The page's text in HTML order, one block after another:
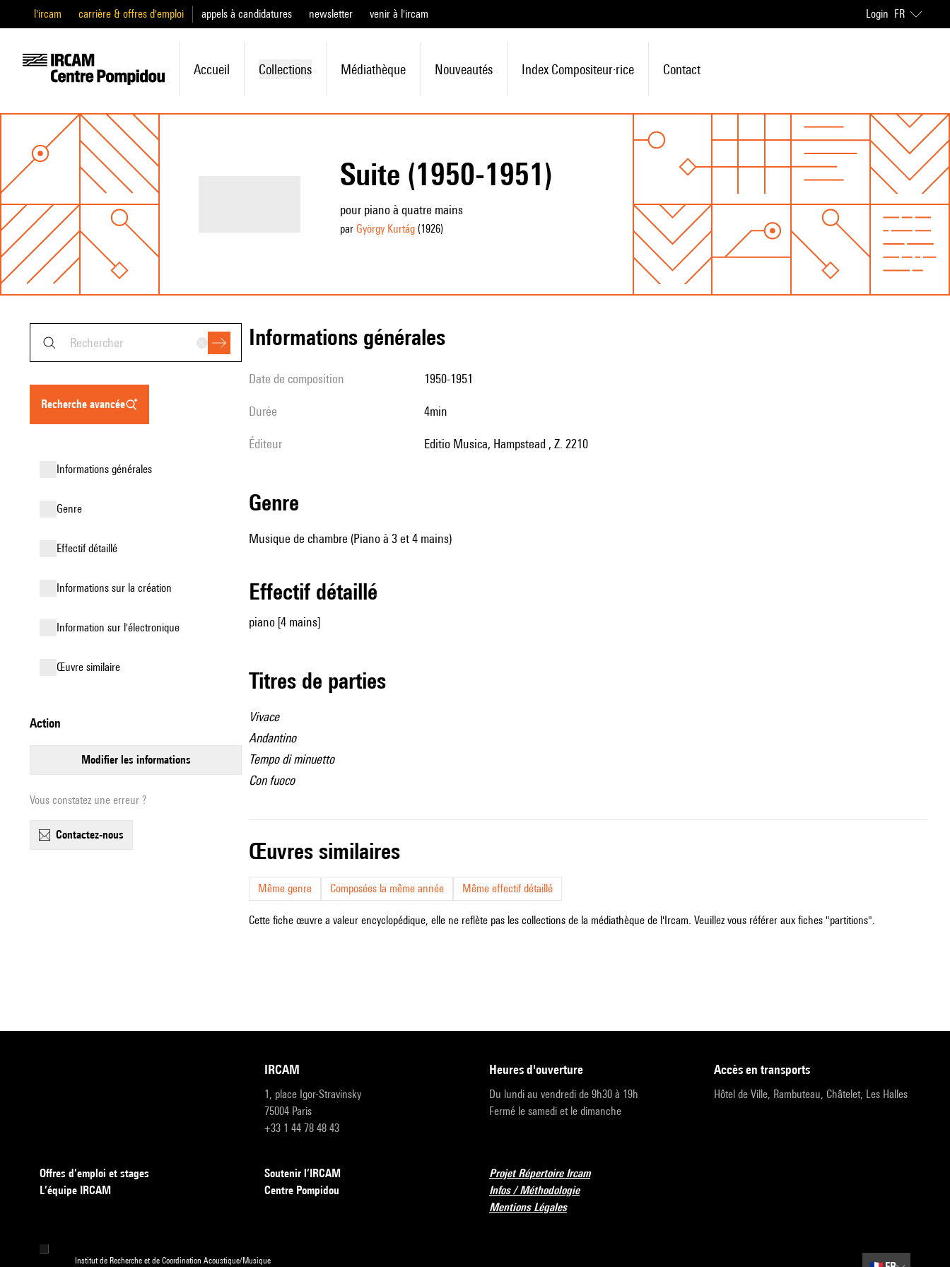
l'ircam carrière & offres d'emploi appels à candidatures newsletter venir à l'ircam Login FR
Accueil Collections Médiathèque Nouveautés Index Compositeur·rice Contact
Suite (1950-1951)
pour piano à quatre mains
par György Kurtág(1926)
recherche avancée
informations générales
genre
effectif détaillé
informations sur la création
Information sur l'électronique
œuvre similaire
action
modifier les informations
Vous constatez une erreur ?
contactez-nous
informations générales
date de composition 1950-1951
durée 4min
éditeur Editio Musica, Hampstead , Z. 2210
genre
Musique de chambre (Piano à 3 et 4 mains)
effectif détaillé
piano [4 mains]
Titres de parties
Vivace
Andantino
Tempo di minuetto
Con fuoco
œuvres similaires
Même genre Composées la même année Même effectif détaillé
Cette fiche œuvre a valeur encyclopédique, elle ne reflète pas les collections de la médiathèque de l'Ircam. Veuillez vous référer aux fiches "partitions".
IRCAM
1, place Igor-Stravinsky
75004 Paris
+33 1 44 78 48 43
heures d'ouverture
Du lundi au vendredi de 9h30 à 19h
Fermé le samedi et le dimanche
accès en transports
Hôtel de Ville, Rambuteau, Châtelet, Les Halles
Offres d’emploi et stages
L’équipe IRCAM
Soutenir l’IRCAM
Centre Pompidou
Projet Répertoire Ircam
Infos / Méthodologie
Mentions Légales
Institut de Recherche et de Coordination Acoustique/Musique